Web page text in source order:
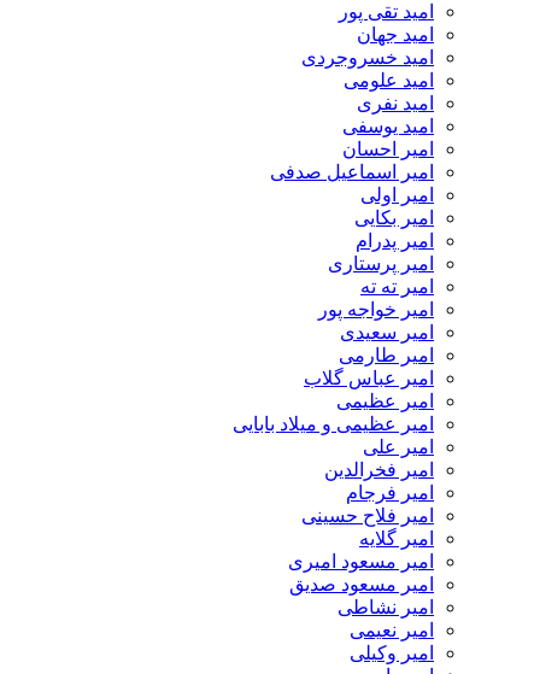
امید تقی پور
امید جهان
امید خسروجردی
امید علومی
امید نفری
امید یوسفی
امیر احسان
امیر اسماعیل صدفی
امیر اولی
امیر بکایی
امیر پدرام
امیر پرستاری
امیر ته ته
امیر خواجه پور
امیر سعیدی
امیر طارمی
امیر عباس گلاب
امیر عظیمی
امیر عظیمی و میلاد بابایی
امیر علی
امیر فخرالدین
امیر فرجام
امیر فلاح حسینی
امیر گلایه
امیر مسعود امیری
امیر مسعود صدیق
امیر نشاطی
امیر نعیمی
امیر وکیلی